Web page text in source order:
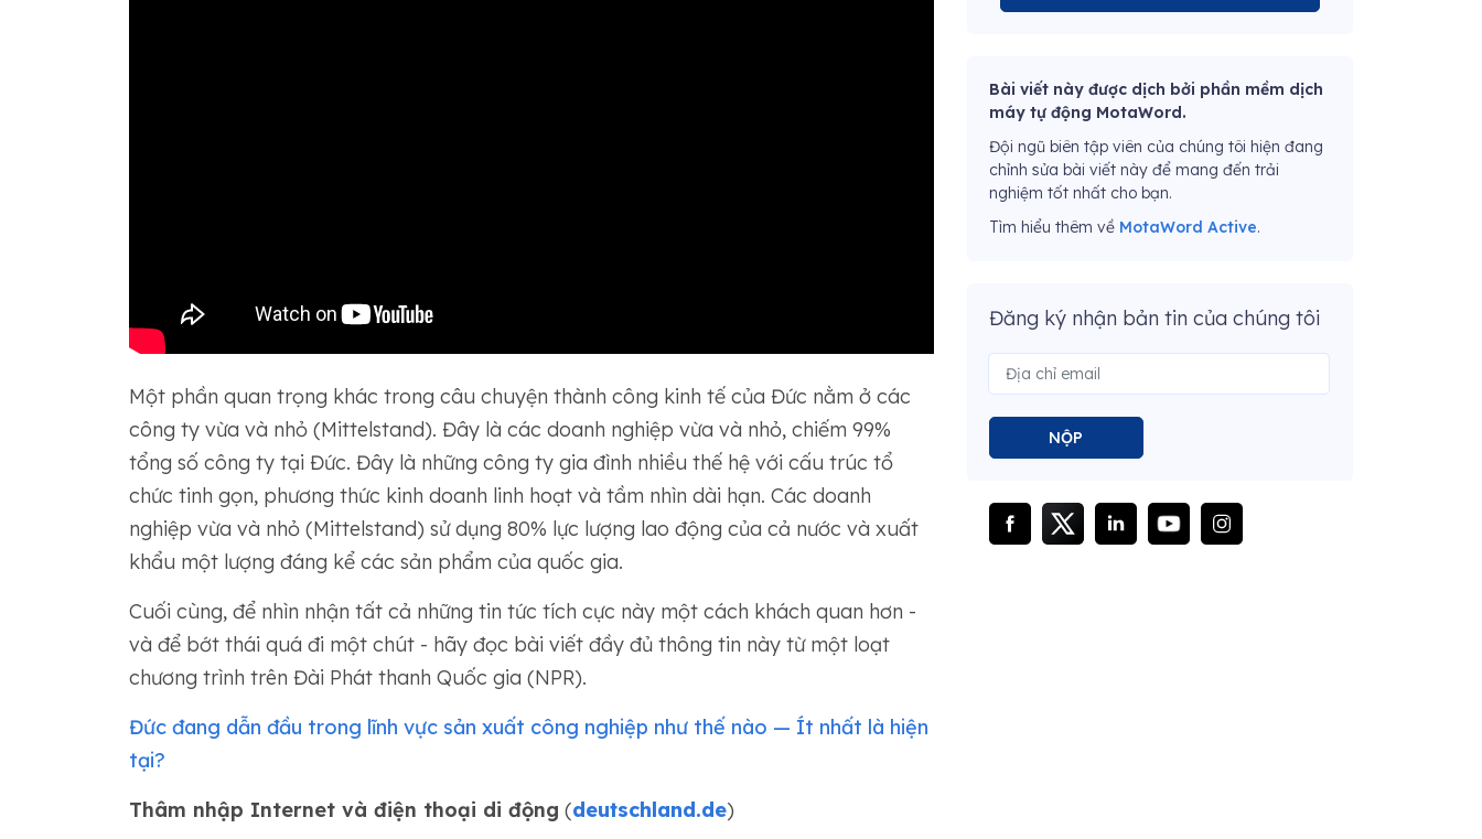
Một phần quan trọng khác trong câu chuyện thành công kinh tế của Đức nằm ở các
công ty vừa và nhỏ (Mittelstand). Đây là các doanh nghiệp vừa và nhỏ, chiếm 99%
tổng số công ty tại Đức. Đây là những công ty gia đình nhiều thế hệ với cấu trúc tổ
chức tinh gọn, phương thức kinh doanh linh hoạt và tầm nhìn dài hạn. Các doanh
nghiệp vừa và nhỏ (Mittelstand) sử dụng 80% lực lượng lao động của cả nước và xuất
khẩu một lượng đáng kể các sản phẩm của quốc gia.
Cuối cùng, để nhìn nhận tất cả những tin tức tích cực này một cách khách quan hơn -
và để bớt thái quá đi một chút - hãy đọc bài viết đầy đủ thông tin này từ một loạt
chương trình trên Đài Phát thanh Quốc gia (NPR).
Đức đang dẫn đầu trong lĩnh vực sản xuất công nghiệp như thế nào — Ít nhất là hiện
tại?
Thâm nhập Internet và điện thoại di động (deutschland.de)
Bài viết này được dịch bởi phần mềm dịch
máy tự động MotaWord.
Đội ngũ biên tập viên của chúng tôi hiện đang
chỉnh sửa bài viết này để mang đến trải
nghiệm tốt nhất cho bạn.
Tìm hiểu thêm về MotaWord Active.
Đăng ký nhận bản tin của chúng tôi
NỘP